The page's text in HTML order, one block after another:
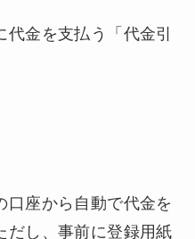
金を支払う「代金引
口座から自動で代金を
だし、事前に登録用紙